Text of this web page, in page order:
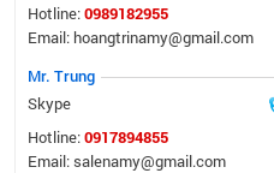
Hotline:0989182955
Email: hoangtrinamy@gmail.com
Mr. Trung
Skype
Hotline:0917894855
Email: salenamy@gmail.com